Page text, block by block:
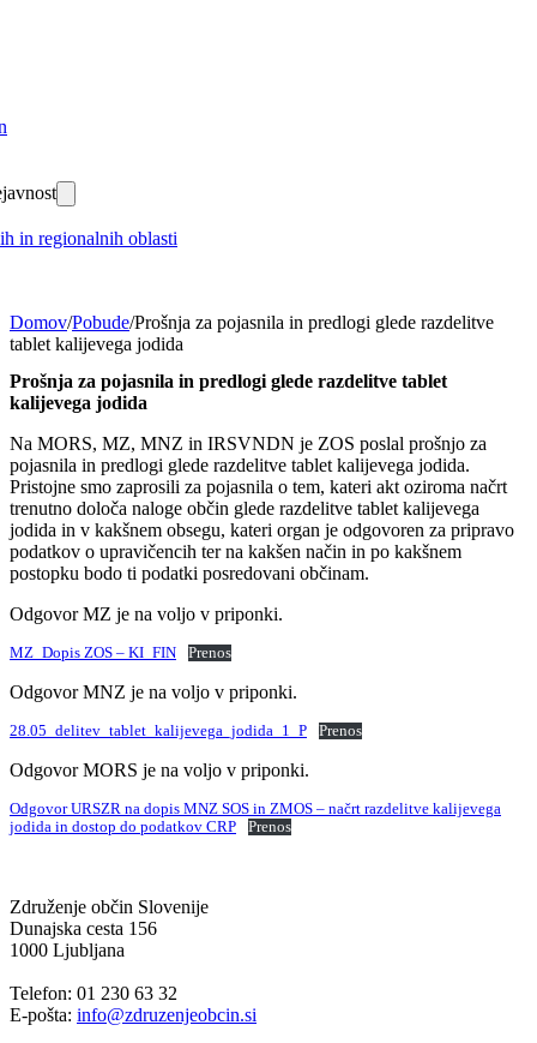
in regionalnih oblasti
Domov/Pobude/Prošnja za pojasnila in predlogi glede razdelitve
tablet kalijevega jodida
Prošnja za pojasnila in predlogi glede razdelitve tablet
kalijevega jodida
Na MORS, MZ, MNZ in IRSVNDN je ZOS poslal prošnjo za
pojasnila in predlogi glede razdelitve tablet kalijevega jodida.
Pristojne smo zaprosili za pojasnila o tem, kateri akt oziroma načrt
trenutno določa naloge občin glede razdelitve tablet kalijevega
jodida in v kakšnem obsegu, kateri organ je odgovoren za pripravo
podatkov o upravičencih ter na kakšen način in po kakšnem
postopku bodo ti podatki posredovani občinam.
Odgovor MZ je na voljo v priponki.
MZ_Dopis ZOS – KI_FIN Prenos
Odgovor MNZ je na voljo v priponki.
28.05_delitev_tablet_kalijevega_jodida_1_P Prenos
Odgovor MORS je na voljo v priponki.
Odgovor URSZR na dopis MNZ SOS in ZMOS – načrt razdelitve kalijevega
jodida in dostop do podatkov CRP
Prenos
Združenje občin Slovenije
Dunajska cesta 156
1000 Ljubljana
Telefon: 01 230 63 32
E-pošta: info@zdruzenjeobcin.si